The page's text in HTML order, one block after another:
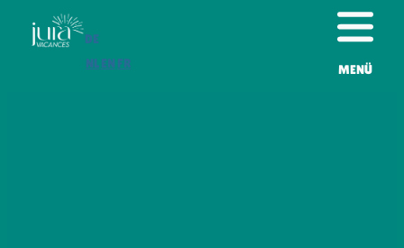
DE
NLEN FR MENÜ